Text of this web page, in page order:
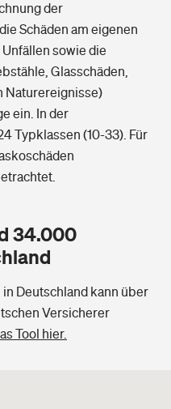
der
Schäden am eigenen
sowie die
Glasschäden,
Naturereignisse)
ein. In der
Typklassen (10-33). Für
34.000
Deutschland kann über
Versicherer
Tool hier.